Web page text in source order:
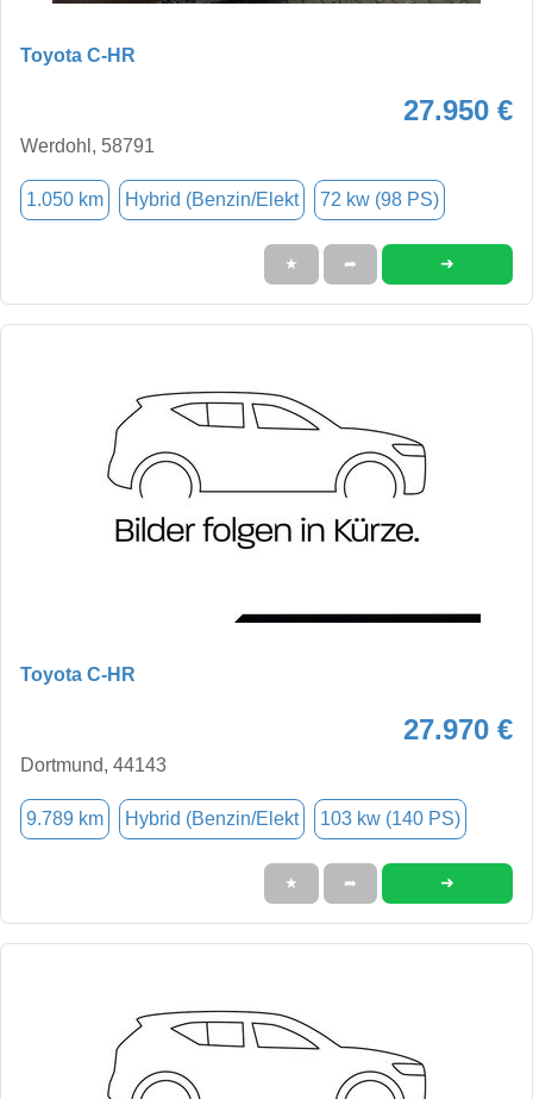
Toyota C-HR
27.950 €
Werdohl, 58791
1.050 km Hybrid (Benzin/Elekt 72 kw (98 PS)
★ ➦ ➜
Toyota C-HR
27.970 €
Dortmund, 44143
9.789 km Hybrid (Benzin/Elekt 103 kw (140 PS)
★ ➦ ➜